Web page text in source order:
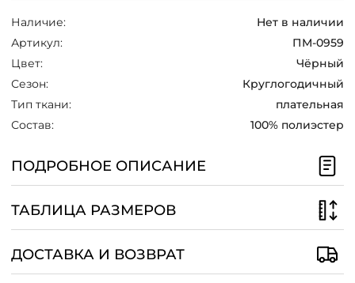
MANAGER@DSTREND.RU
ЗАКАЗАТЬ ЗВОНОК
Наличие:
Нет в наличии
Артикул:
ПМ-0959
Цвет:
Чёрный
Сезон:
Круглогодичный
Тип ткани:
плательная
Состав:
100% полиэстер
ПОДРОБНОЕ ОПИСАНИЕ
ТАБЛИЦА РАЗМЕРОВ
ДОСТАВКА И ВОЗВРАТ